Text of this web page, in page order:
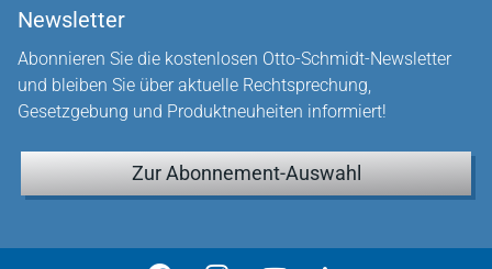
Newsletter
Abonnieren Sie die kostenlosen Otto-Schmidt-Newsletter
und bleiben Sie über aktuelle Rechtsprechung,
Gesetzgebung und Produktneuheiten informiert!
Zur Abonnement-Auswahl